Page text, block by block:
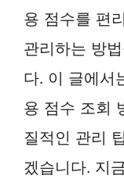
용 점수를 편
관리하는 방
다. 이 글에서
용 점수 조회
질적인 관리
겠습니다. 지